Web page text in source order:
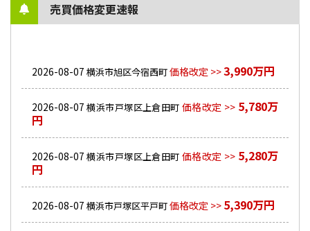
売買価格変更速報
2026-08-07 横浜市旭区今宿西町価格改定 >>3,990万円
2026-08-07 横浜市戸塚区上倉田町 価格改定 >> 5,780万
円
2026-08-07 横浜市戸塚区上倉田町 価格改定 >> 5,280万
円
2026-08-07 横浜市戸塚区平戸町価格改定 >> 5,390万円